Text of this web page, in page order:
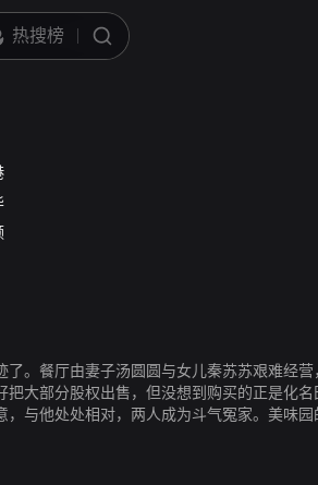
。餐厅由妻子汤圆圆与女儿秦苏苏艰难经
大部分股权出售，但没想到购买的正是化
与他处处相对，两人成为斗气冤家。美味